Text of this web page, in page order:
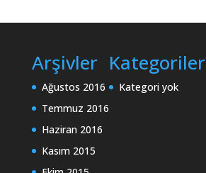
Arşivler
Ağustos 2016
Temmuz 2016
Haziran 2016
Kasım 2015
Kategoriler
Kategori yok